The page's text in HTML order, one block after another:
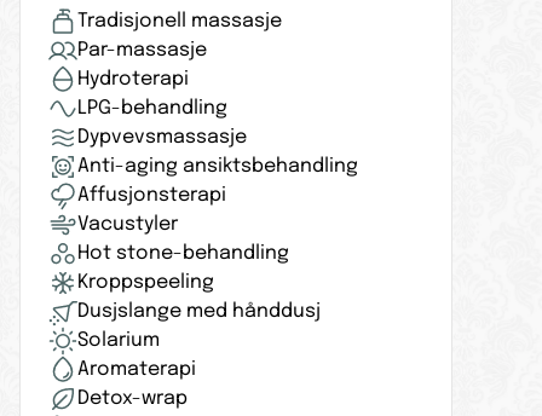
Tradisjonell massasje
Par-massasje
Hydroterapi
LPG-behandling
Dypvevsmassasje
Anti-aging ansiktsbehandling
Affusjonsterapi
Vacustyler
Hot stone-behandling
Kroppspeeling
Dusjslange med hånddusj
Solarium
Aromaterapi
Detox-wrap